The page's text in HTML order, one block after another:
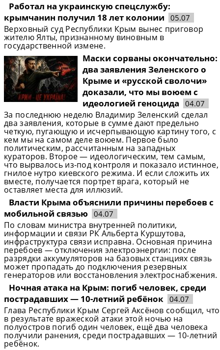
Работал на украинскую спецслужбу:
крымчанин получил 18 лет колонии
05.07
Верховный суд Республики Крым вынес приговор
жителю Ялты, признанному виновным в
государственной измене.
Маски сорваны окончательно:
два заявления Зеленского о
Крыме и «русской сволочи»
доказали, что мы воюем с
идеологией геноцида
04.07
За последнюю неделю Владимир Зеленский сделал
два заявления, которые в сумме дают предельно
четкую, пугающую и исчерпывающую картину того, с
кем мы на самом деле воюем. Первое было
политическим, рассчитанным на западных
кураторов. Второе — идеологическим, тем самым,
что вырвалось из-под контроля и показало истинное,
гнилое нутро киевского режима. И если сложить их
вместе, получается портрет врага, который не
оставляет места для иллюзий.
Власти Крыма объяснили причины перебоев с
мобильной связью 04.07
По словам министра внутренней политики,
информации и связи РК Альберта Куршутова,
инфраструктура связи исправна. Основная причина
перебоев — отключения электроэнергии: после
разрядки аккумуляторов на базовых станциях связь
может пропадать до подключения резервных
генераторов или восстановления электроснабжения.
Ночная атака на Крым: погиб человек, среди
пострадавших — 10-летний ребёнок 04.07
Глава Республики Крым Сергей Аксёнов сообщил, что
в результате вражеской атаки этой ночью на
полуостров погиб один человек, ещё два человека
получили ранения, среди пострадавших — 10-летний
ребёнок.